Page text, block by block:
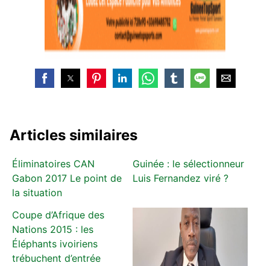
Articles similaires
Éliminatoires CAN
Gabon 2017 Le point de
la situation
Guinée : le sélectionneur
Luis Fernandez viré ?
Coupe d’Afrique des
Nations 2015 : les
Éléphants ivoiriens
trébuchent d’entrée